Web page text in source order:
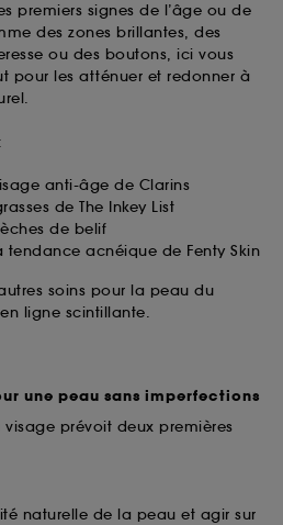
premiers signes de l’âge ou de
des zones brillantes, des
ou des boutons, ici vous
pour les atténuer et redonner à
anti-âge de Clarins
de The Inkey List
de belif
tendance acnéique de Fenty Skin
soins pour la peau du
ligne scintillante.
une peau sans imperfections
prévoit deux premières
naturelle de la peau et agir sur